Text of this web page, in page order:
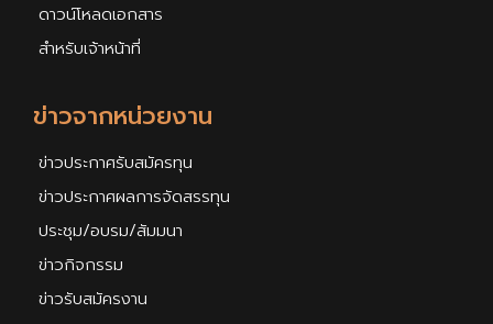
ข่าวจากหน่วยงาน
ข่าวประกาศรับสมัครทุน
ข่าวประกาศผลการจัดสรรทุน
ประชุม/อบรม/สัมมนา
ข่าวกิจกรรม
ข่าวรับสมัครงาน
ดาวน์โหลดเอกสาร
สำหรับเจ้าหน้าที่